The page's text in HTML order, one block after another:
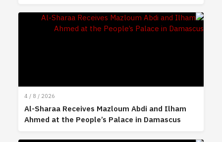
4 / 8 / 2026
Al-Sharaa Receives Mazloum Abdi and Ilham
Ahmed at the People’s Palace in Damascus